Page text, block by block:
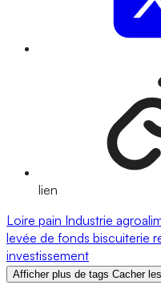
lien
Loire pain Industrie
levée de fonds biscuiterie
investissement
Afficher plus de tags Cacher